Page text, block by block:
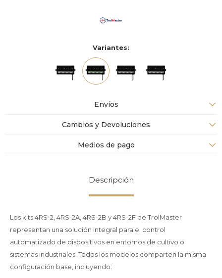
Variantes:
Envíos
Cambios y Devoluciones
Medios de pago
Descripción
Los kits 4RS-2, 4RS-2A, 4RS-2B y 4RS-2F de TrolMaster
representan una solución integral para el control
automatizado de dispositivos en entornos de cultivo o
sistemas industriales. Todos los modelos comparten la misma
configuración base, incluyendo: